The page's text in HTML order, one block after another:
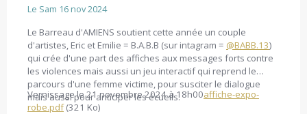
Le Sam 16 nov 2024
Le Barreau d'AMIENS soutient cette année un couple
d'artistes, Eric et Emilie = B.A.B.B (sur intagram = @BABB.13)
qui crée d'une part des affiches aux messages forts contre
les violences mais aussi un jeu interactif qui reprend le
parcours d'une femme victime, pour susciter le dialogue
mais aussi pour anticiper les écueils.
Vernissage le 21 novembre 2024 à 18h00affiche-expo-
robe.pdf(321 Ko)